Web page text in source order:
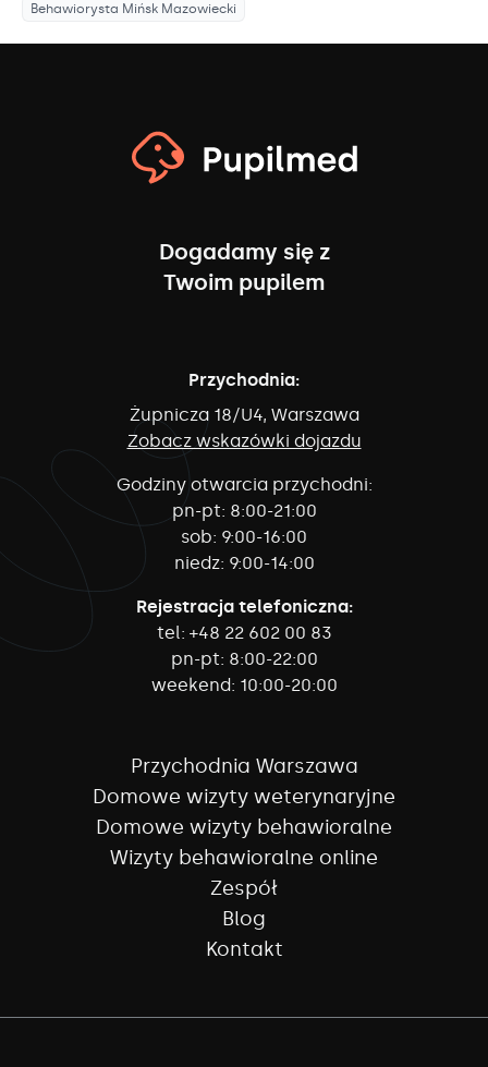
Behawiorysta Mińsk Mazowiecki
Dogadamy się z
Twoim pupilem
Przychodnia:
Żupnicza 18/U4, Warszawa
Zobacz wskazówki dojazdu
Godziny otwarcia przychodni:
pn-pt: 8:00-21:00
sob: 9:00-16:00
niedz: 9:00-14:00
Rejestracja telefoniczna:
tel: +48 22 602 00 83
pn-pt: 8:00-22:00
weekend: 10:00-20:00
Przychodnia Warszawa
Domowe wizyty weterynaryjne
Domowe wizyty behawioralne
Wizyty behawioralne online
Zespół
Blog
Kontakt